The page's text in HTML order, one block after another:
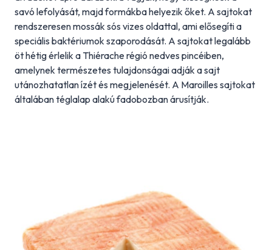
savó lefolyását, majd formákba helyezik őket. A sajtokat
rendszeresen mossák sós vizes oldattal, ami elősegíti a
speciális baktériumok szaporodását. A sajtokat legalább
öt hétig érlelik a Thiérache régió nedves pincéiben,
amelynek természetes tulajdonságai adják a sajt
utánozhatatlan ízét és megjelenését. A Maroilles sajtokat
általában téglalap alakú fadobozban árusítják.